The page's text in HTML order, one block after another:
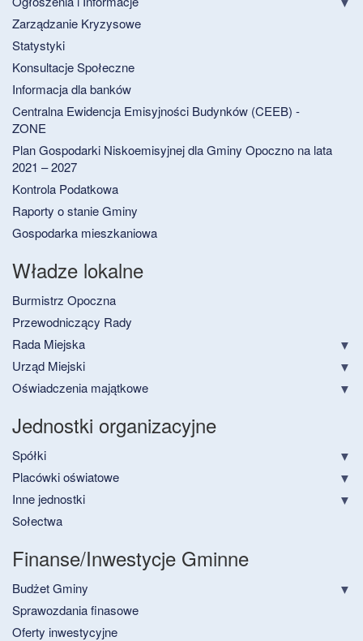
Zarządzanie Kryzysowe
Statystyki
Konsultacje Społeczne
Informacja dla banków
Centralna Ewidencja Emisyjności Budynków (CEEB) -
ZONE
Plan Gospodarki Niskoemisyjnej dla Gminy Opoczno na lata
2021 – 2027
Kontrola Podatkowa
Raporty o stanie Gminy
Gospodarka mieszkaniowa
Władze lokalne
Burmistrz Opoczna
Przewodniczący Rady
Rada Miejska
Urząd Miejski
Oświadczenia majątkowe
Jednostki organizacyjne
Spółki
Placówki oświatowe
Inne jednostki
Sołectwa
Finanse/Inwestycje Gminne
Budżet Gminy
Sprawozdania finasowe
Oferty inwestycyjne